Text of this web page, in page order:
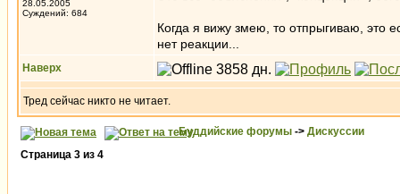
28.05.2005
Суждений: 684
Когда я вижу змею, то отпрыгиваю, это
нет реакции...
Наверх
Тред сейчас никто не читает.
Буддийские форумы -> Дискуссии
Страница 3 из 4